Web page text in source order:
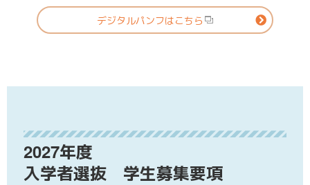
デジタルパンフはこちら
2027年度
入学者選抜 学生募集要項